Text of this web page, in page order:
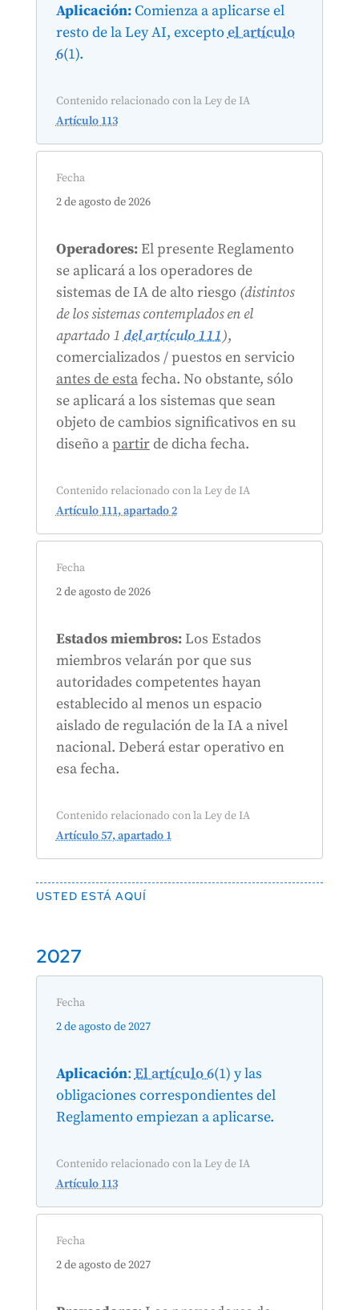
Aplicación:Comienza a aplicarse el
resto de la Ley AI, exceptoel artículo
6(1).
Contenido relacionado con la Ley de IA
Artículo 113
Fecha
2 de agosto de 2026
Operadores:El presente Reglamento
se aplicará a los operadores de
sistemas de IA de alto riesgo (distintos
de los sistemas contemplados en el
apartado 1del artículo 111),
comercializados / puestos en servicio
antes de estafecha. No obstante, sólo
se aplicará a los sistemas que sean
objeto de cambios significativos en su
diseño apartirde dicha fecha.
Contenido relacionado con la Ley de IA
Artículo 111, apartado 2
Fecha
2 de agosto de 2026
Estados miembros:Los Estados
miembros velarán por que sus
autoridades competentes hayan
establecido al menos un espacio
aislado de regulación de la IA a nivel
nacional. Deberá estar operativo en
esa fecha.
Contenido relacionado con la Ley de IA
Artículo 57, apartado 1
USTED ESTÁ AQUÍ
2027
Fecha
2 de agosto de 2027
Aplicación:El artículo 6(1) y las
obligaciones correspondientes del
Reglamento empiezan a aplicarse.
Contenido relacionado con la Ley de IA
Artículo 113
Fecha
2 de agosto de 2027